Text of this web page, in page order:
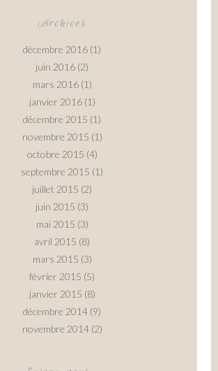
Archives
décembre 2016 (1)
juin 2016 (2)
mars 2016(1)
janvier 2016(1)
décembre 2015 (1)
novembre 2015 (1)
octobre 2015 (4)
septembre 2015 (1)
juillet 2015 (2)
juin 2015 (3)
mai 2015 (3)
avril 2015 (8)
mars 2015 (3)
février 2015 (5)
janvier 2015 (8)
décembre 2014 (9)
novembre 2014(2)